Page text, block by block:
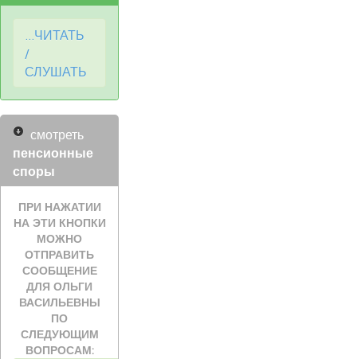
...ЧИТАТЬ
/
СЛУШАТЬ
смотреть
пенсионные
споры
ПРИ НАЖАТИИ
НА ЭТИ КНОПКИ
МОЖНО
ОТПРАВИТЬ
СООБЩЕНИЕ
ДЛЯ ОЛЬГИ
ВАСИЛЬЕВНЫ
ПО
СЛЕДУЮЩИМ
ВОПРОСАМ: